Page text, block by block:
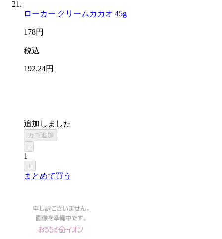
ローカー クリームカカオ 45g
178円
税込
192.24円
追加しました
カゴ追加
-
1
+
まとめて買う